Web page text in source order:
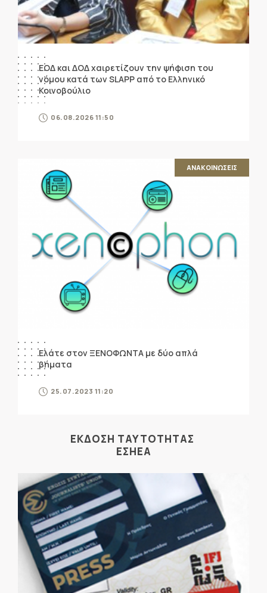
ΕΟΔ και ΔΟΔ χαιρετίζουν την ψήφιση του
νόμου κατά των SLAPP από το Ελληνικό
Κοινοβούλιο
06.08.2026 11:50
ΑΝΑΚΟΙΝΩΣΕΙΣ
Ελάτε στον ΞΕΝΟΦΩΝΤΑ με δύο απλά
βήματα
25.07.2023 11:20
ΕΚΔΟΣΗ ΤΑΥΤΟΤΗΤΑΣ
ΕΣΗΕΑ